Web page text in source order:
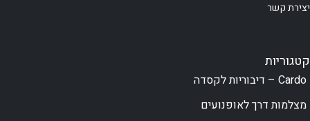
יצירת קשר
קטגוריות
Cardo – דיבוריות לקסדה
מצלמות דרך לאופנועים